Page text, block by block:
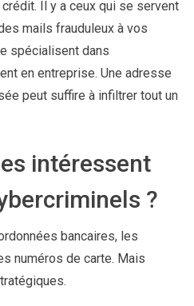
Il y a ceux qui se servent
mails frauduleux à vos
spécialisent dans
en entreprise. Une adresse
peut suffire à infiltrer tout un
intéressent
?
bancaires, les
numéros de carte. Mais